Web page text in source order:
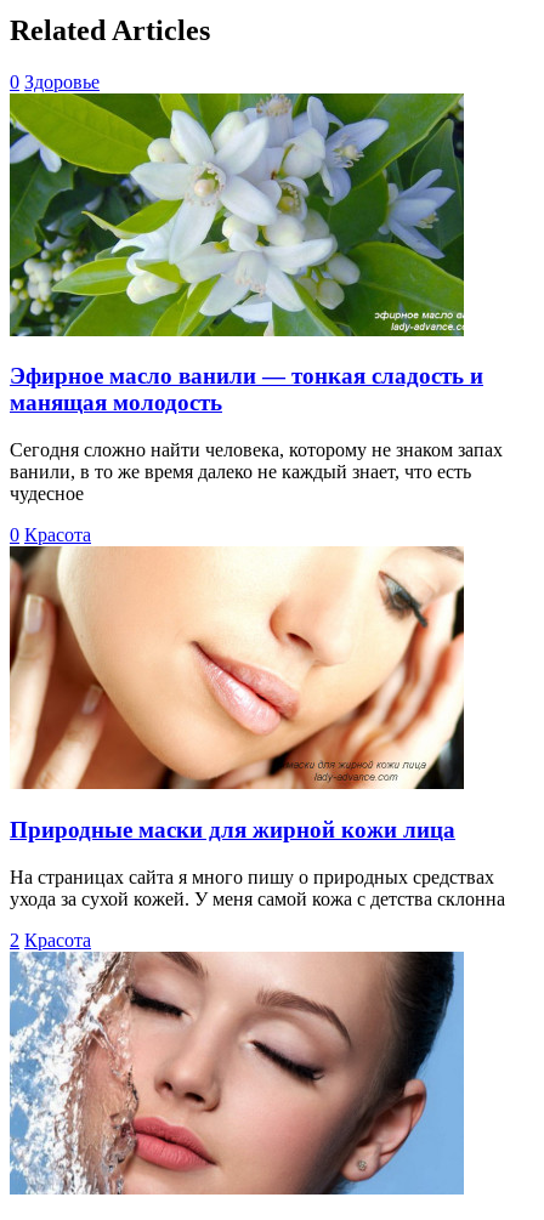
Related Articles
0 Здоровье
Эфирное масло ванили — тонкая сладость и
манящая молодость
Сегодня сложно найти человека, которому не знаком запах
ванили, в то же время далеко не каждый знает, что есть
чудесное
0 Красота
Природные маски для жирной кожи лица
На страницах сайта я много пишу о природных средствах
ухода за сухой кожей. У меня самой кожа с детства склонна
2 Красота